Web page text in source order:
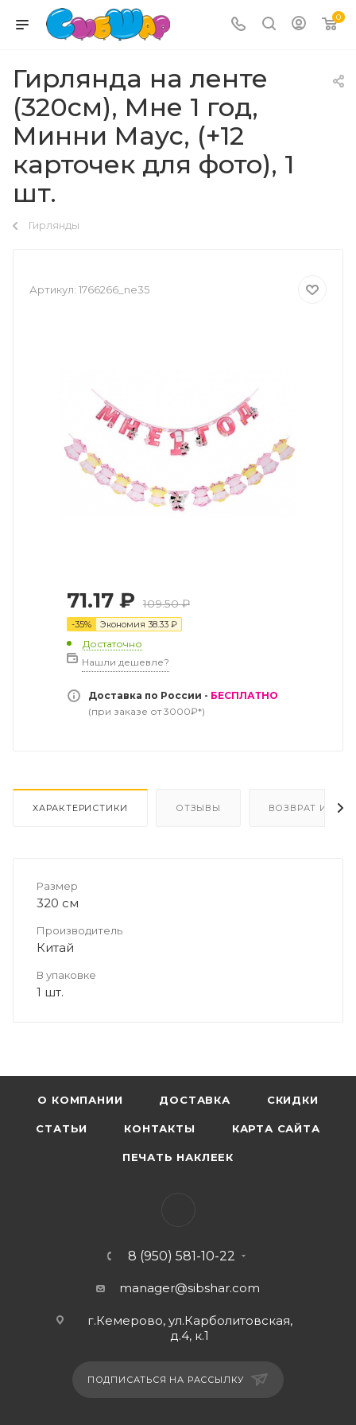
0
Гирлянда на ленте
(320см), Мне 1 год,
Минни Маус, (+12
карточек для фото), 1
шт.
Гирлянды
Артикул: 1766266_ne35
71.17 ₽ 109.50₽
-35% Экономия 38.33 ₽
Достаточно
Нашли дешевле?
Доставка по России - БЕСПЛАТНО
(при заказе от 3000₽*)
ХАРАКТЕРИСТИКИ ОТЗЫВЫ ВОЗВРАТ И
Размер
320 см
Производитель
Китай
В упаковке
1 шт.
О КОМПАНИИ ДОСТАВКА СКИДКИ
СТАТЬИ КОНТАКТЫ КАРТА САЙТА
ПЕЧАТЬ НАКЛЕЕК
8 (950) 581-10-22
manager@sibshar.com
г.Кемерово, ул.Карболитовская,
д.4, к.1
ПОДПИСАТЬСЯ НА РАССЫЛКУ